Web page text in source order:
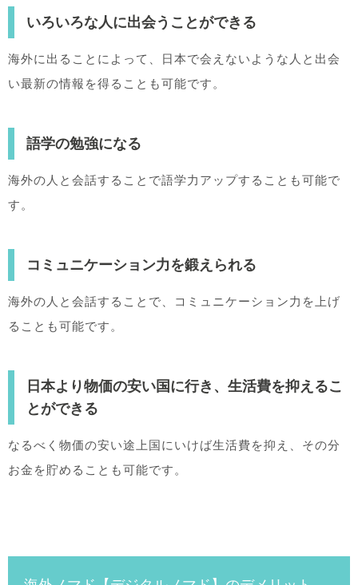
いろいろな人に出会うことができる
海外に出ることによって、日本で会えないような人と出会
い最新の情報を得ることも可能です。
語学の勉強になる
海外の人と会話することで語学力アップすることも可能で
す。
コミュニケーション力を鍛えられる
海外の人と会話することで、コミュニケーション力を上げ
ることも可能です。
日本より物価の安い国に行き、生活費を抑えるこ
とができる
なるべく物価の安い途上国にいけば生活費を抑え、その分
お金を貯めることも可能です。